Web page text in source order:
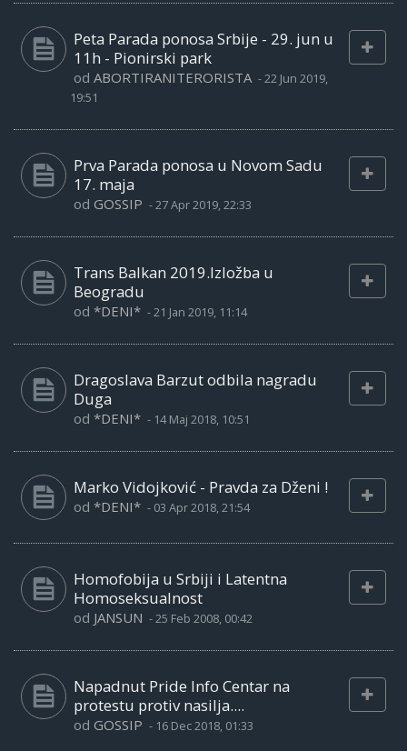
Peta Parada ponosa Srbije - 29. jun u
11h - Pionirski park
od ABORTIRANITERORISTA -22 Jun 2019,
19:51
Prva Parada ponosa u Novom Sadu
17. maja
od GOSSIP -27 Apr 2019, 22:33
Trans Balkan 2019.Izložba u
Beogradu
od *DENI* -21 Jan 2019, 11:14
Dragoslava Barzut odbila nagradu
Duga
od *DENI* - 14 Maj 2018, 10:51
Marko Vidojković - Pravda za Dženi !
od *DENI* - 03 Apr 2018, 21:54
Homofobija u Srbiji i Latentna
Homoseksualnost
od JANSUN -25 Feb 2008, 00:42
Napadnut Pride Info Centar na
protestu protiv nasilja....
od GOSSIP - 16 Dec 2018, 01:33